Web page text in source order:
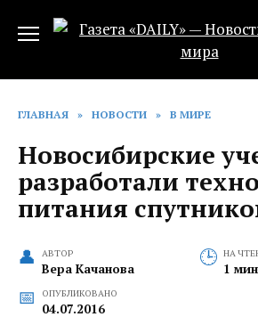
ГЛАВНАЯ » НОВОСТИ » В МИРЕ
Новосибирские
разработали
питания
АВТОР
Вера Качанова
НА
1 мин
ОПУБЛИКОВАНО
04.07.2016